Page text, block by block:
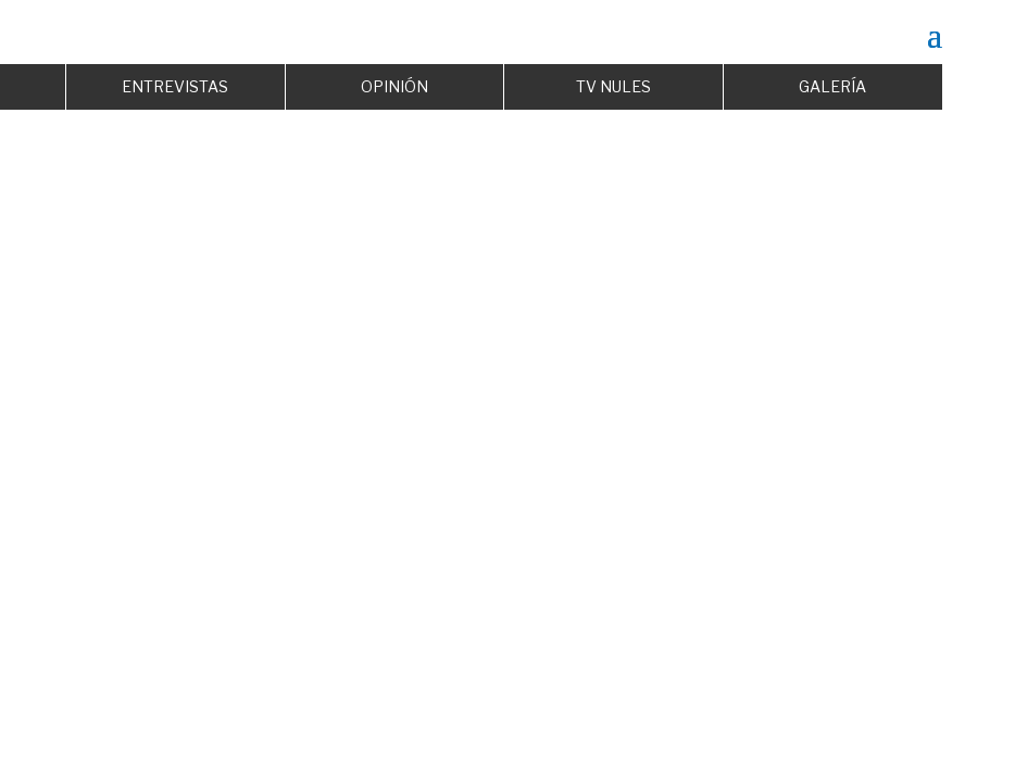
ENTREVISTAS OPINIÓN TV NULES GALERÍA